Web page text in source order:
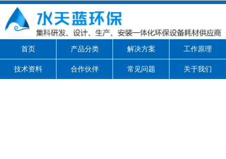
首页 产品分类 解决方案 工作原理
技术资料 合作伙伴 常见问题 关于我们